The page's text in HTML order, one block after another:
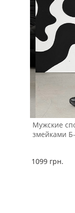
Мужские
змейками
1099 грн.